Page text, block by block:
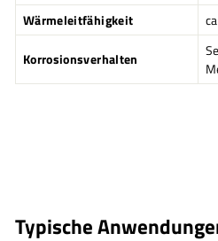
Wärmeleitfähigkeit
Korrosionsverhalten
Typische